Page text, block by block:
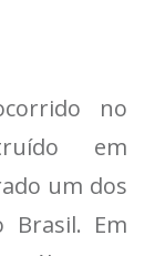
no
em
um dos
Brasil. Em